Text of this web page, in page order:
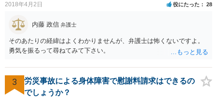
2018年4月2日 役にたった 28
内藤 政信 弁護士
そのあたりの経緯はよくわかりませんが、弁護士は怖くないですよ。
勇気を振るって尋ねてみて下さい。
3
労災事故による身体障害で慰謝料請求はできるの
でしょうか？